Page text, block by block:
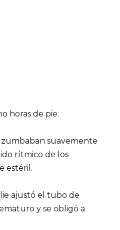
horas de pie.
suavemente
rítmico de los
estéril.
ajustó el tubo de
y se obligó a